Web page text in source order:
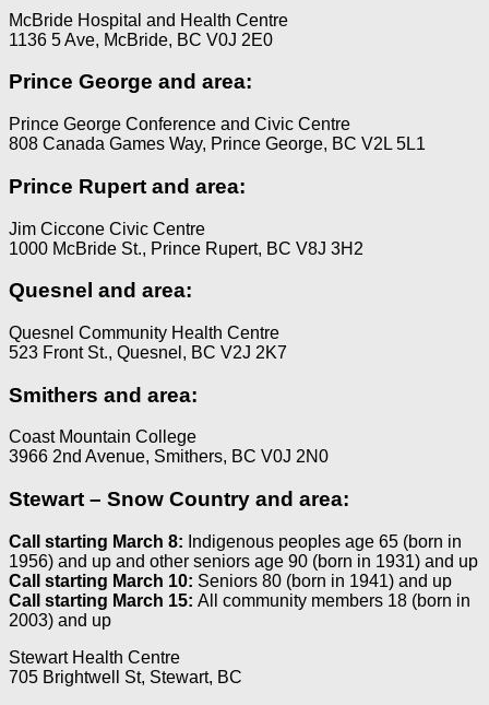
McBride Hospital and Health Centre
1136 5 Ave, McBride, BC V0J 2E0
Prince George and area:
Prince George Conference and Civic Centre
808 Canada Games Way, Prince George, BC V2L 5L1
Prince Rupert and area:
Jim Ciccone Civic Centre
1000 McBride St., Prince Rupert, BC V8J 3H2
Quesnel and area:
Quesnel Community Health Centre
523 Front St., Quesnel, BC V2J 2K7
Smithers and area:
Coast Mountain College
3966 2nd Avenue, Smithers, BC V0J 2N0
Stewart – Snow Country and area:
Call starting March 8: Indigenous peoples age 65 (born in
1956) and up and other seniors age 90 (born in 1931) and up
Call starting March 10: Seniors 80 (born in 1941) and up
Call starting March 15: All community members 18 (born in
2003) and up
Stewart Health Centre
705 Brightwell St, Stewart, BC